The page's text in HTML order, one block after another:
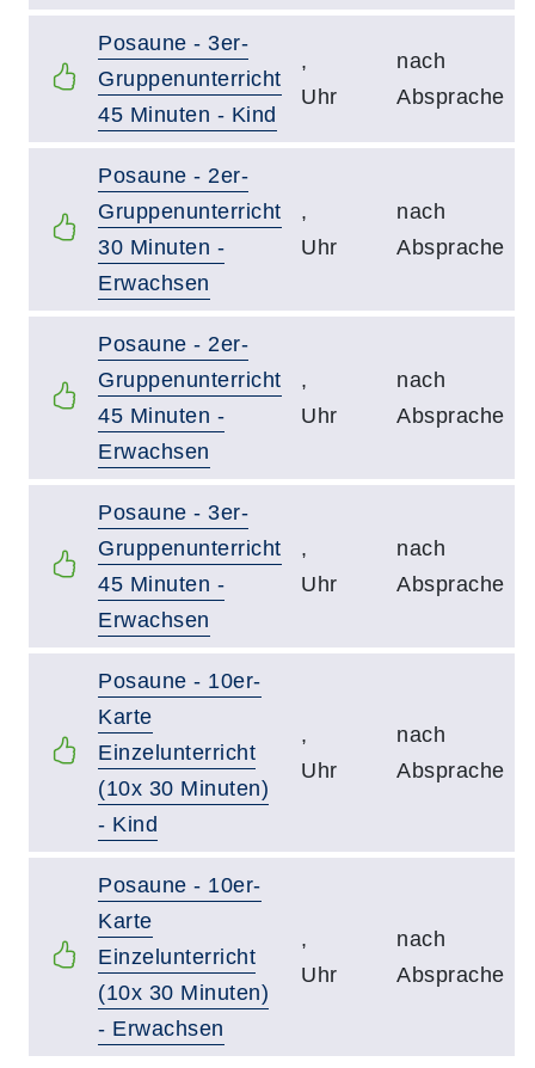
Posaune - 3er-
Gruppenunterricht
45 Minuten - Kind
,
Uhr
nach
Absprache
Posaune - 2er-
Gruppenunterricht
30 Minuten -
Erwachsen
,
Uhr
nach
Absprache
Posaune - 2er-
Gruppenunterricht
45 Minuten -
Erwachsen
,
Uhr
nach
Absprache
Posaune - 3er-
Gruppenunterricht
45 Minuten -
Erwachsen
,
Uhr
nach
Absprache
Posaune - 10er-
Karte
Einzelunterricht
(10x 30 Minuten)
- Kind
,
Uhr
nach
Absprache
Posaune - 10er-
Karte
Einzelunterricht
(10x 30 Minuten)
- Erwachsen
,
Uhr
nach
Absprache